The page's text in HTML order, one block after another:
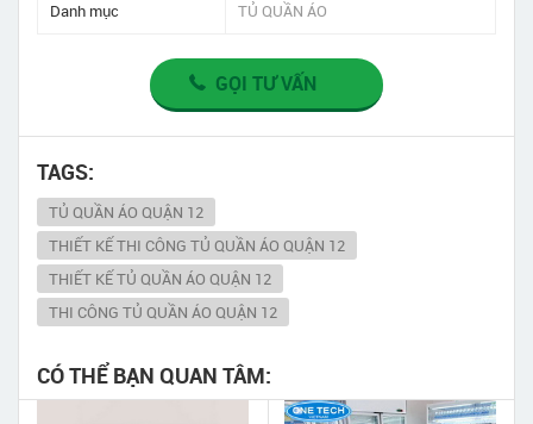
Danh mục TỦ QUẦN ÁO
GỌI TƯ VẤN
TAGS:
TỦ QUẦN ÁO QUẬN 12
THIẾT KẾ THI CÔNG TỦ QUẦN ÁO QUẬN 12
THIẾT KẾ TỦ QUẦN ÁO QUẬN 12
THI CÔNG TỦ QUẦN ÁO QUẬN 12
CÓ THỂ BẠN QUAN TÂM: